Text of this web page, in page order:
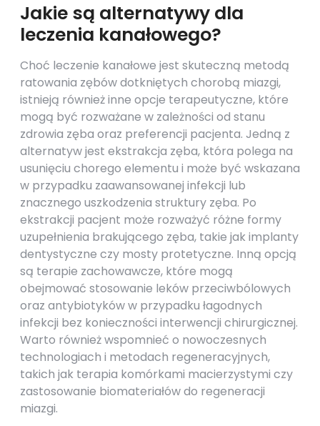
Jakie są alternatywy dla
leczenia kanałowego?
Choć leczenie kanałowe jest skuteczną metodą
ratowania zębów dotkniętych chorobą miazgi,
istnieją również inne opcje terapeutyczne, które
mogą być rozważane w zależności od stanu
zdrowia zęba oraz preferencji pacjenta. Jedną z
alternatyw jest ekstrakcja zęba, która polega na
usunięciu chorego elementu i może być wskazana
w przypadku zaawansowanej infekcji lub
znacznego uszkodzenia struktury zęba. Po
ekstrakcji pacjent może rozważyć różne formy
uzupełnienia brakującego zęba, takie jak implanty
dentystyczne czy mosty protetyczne. Inną opcją
są terapie zachowawcze, które mogą
obejmować stosowanie leków przeciwbólowych
oraz antybiotyków w przypadku łagodnych
infekcji bez konieczności interwencji chirurgicznej.
Warto również wspomnieć o nowoczesnych
technologiach i metodach regeneracyjnych,
takich jak terapia komórkami macierzystymi czy
zastosowanie biomateriałów do regeneracji
miazgi.